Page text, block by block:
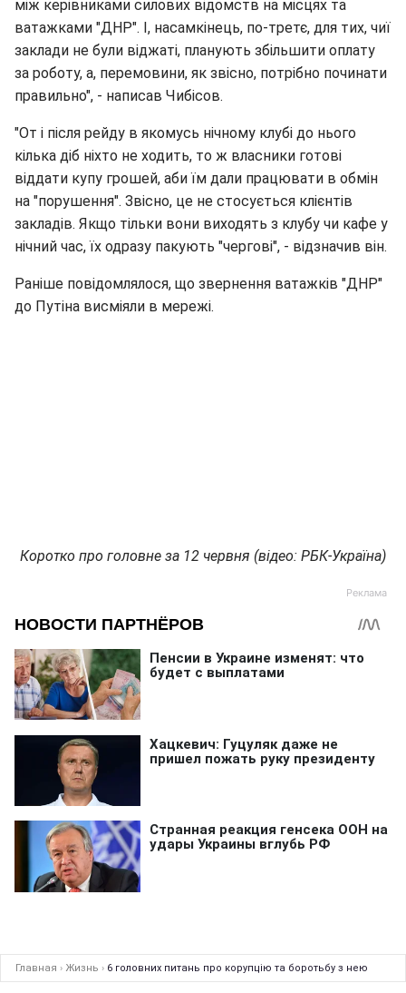
між керівниками силових відомств на місцях та
ватажками "ДНР". І, насамкінець, по-третє, для тих, чиї
заклади не були віджаті, планують збільшити оплату
за роботу, а, перемовини, як звісно, потрібно починати
правильно", - написав Чибісов.
"От і після рейду в якомусь нічному клубі до нього
кілька діб ніхто не ходить, то ж власники готові
віддати купу грошей, аби їм дали працювати в обмін
на "порушення". Звісно, це не стосується клієнтів
закладів. Якщо тільки вони виходять з клубу чи кафе у
нічний час, їх одразу пакують "чергові", - відзначив він.
Раніше повідомлялося, що звернення ватажків "ДНР"
до Путіна висміяли в мережі.
Коротко про головне за 12 червня (відео: РБК-Україна)
Главная › Жизнь › 6 головних питань про корупцію та боротьбу з нею